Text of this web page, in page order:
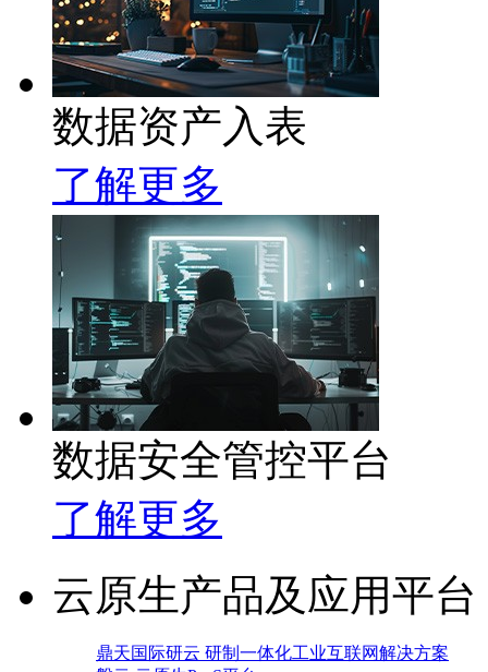
数据资产入表
了解更多
数据安全管控平台
了解更多
云原生产品及应用平台
鼎天国际研云 研制一体化工业互联网解决方案